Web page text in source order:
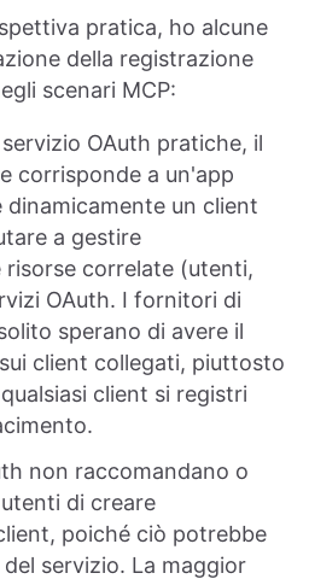
pratica, ho alcune
della registrazione
scenari MCP:
OAuth pratiche, il
corrisponde a un'app
dinamicamente un client
a gestire
correlate (utenti,
OAuth. I fornitori di
sperano di avere il
client collegati, piuttosto
client si registri
non raccomandano o
di creare
poiché ciò potrebbe
servizio. La maggior